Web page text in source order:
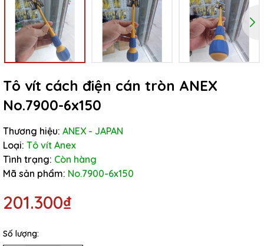
Tô vít cách điện cán tròn ANEX
No.7900-6x150
Thương hiệu: ANEX - JAPAN
Loại: Tô vít Anex
Tình trạng: Còn hàng
Mã sản phẩm: No.7900-6x150
201.300₫
Số lượng: